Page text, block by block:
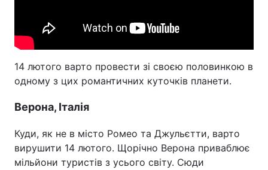
Лонгріди
Інтерв'ю Думки
Архів
Контакти
Послуги
14 лютого варто провести зі своєю половинкою в
одному з цих романтичних куточків планети.
Верона, Італія
Куди, як не в місто Ромео та Джульєтти, варто
вирушити 14 лютого. Щорічно Верона приваблює
мільйони туристів з усього світу. Сюди